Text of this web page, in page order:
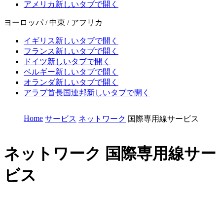
アメリカ新しいタブで開く
ヨーロッパ / 中東 / アフリカ
イギリス新しいタブで開く
フランス新しいタブで開く
ドイツ新しいタブで開く
ベルギー新しいタブで開く
オランダ新しいタブで開く
アラブ首長国連邦新しいタブで開く
Home サービス ネットワーク 国際専用線サービス
ネットワーク 国際専用線サー
ビス